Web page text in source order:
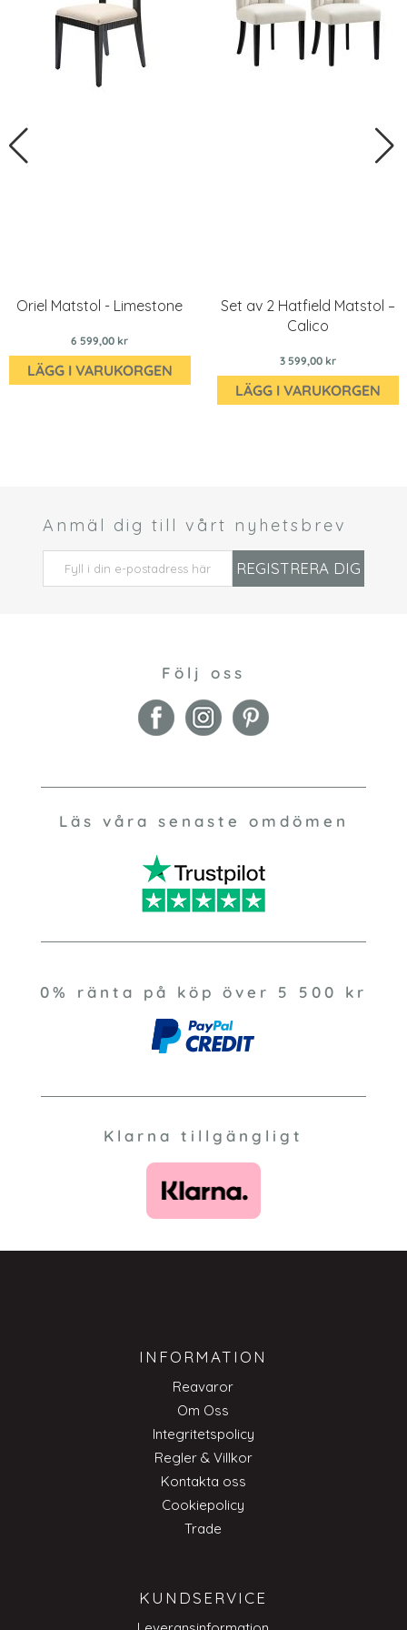
Oriel Matstol - Limestone
6 599,00 kr
LÄGG I VARUKORGEN
Set av 2 Hatfield Matstol –
Calico
3 599,00 kr
LÄGG I VARUKORGEN
Anmäl dig till vårt nyhetsbrev
REGISTRERA DIG
Följ oss
Läs våra senaste omdömen
0% ränta på köp över 5 500 kr
Klarna tillgängligt
INFORMATION
Reavaror
Om Oss
Integritetspolicy
Regler & Villkor
Kontakta oss
Cookiepolicy
Trade
KUNDSERVICE